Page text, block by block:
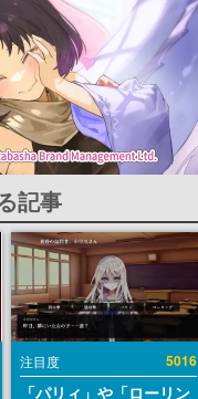
記事
注目度 5016
「パリィ」や「ローリン